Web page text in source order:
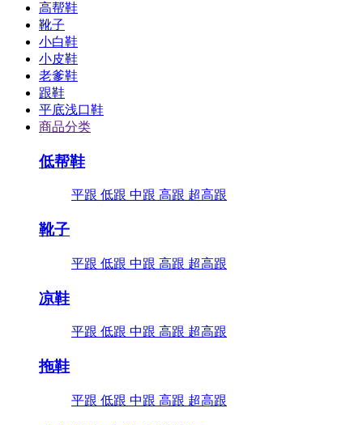
高帮鞋
靴子
小白鞋
小皮鞋
老爹鞋
跟鞋
平底浅口鞋
商品分类
低帮鞋
平跟 低跟 中跟 高跟 超高跟
靴子
平跟 低跟 中跟 高跟 超高跟
凉鞋
平跟 低跟 中跟 高跟 超高跟
拖鞋
平跟 低跟 中跟 高跟 超高跟